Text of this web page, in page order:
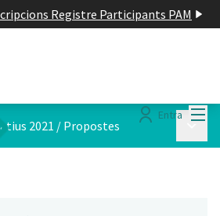
Registre Participants PAM
Entra
2021 / Propostes